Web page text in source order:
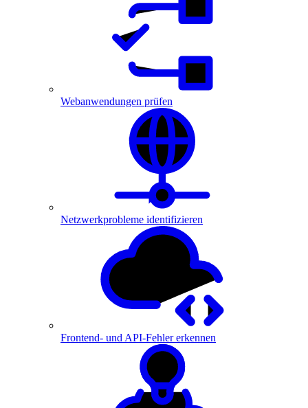
Webanwendungen prüfen
Netzwerkprobleme identifizieren
Frontend- und API-Fehler erkennen